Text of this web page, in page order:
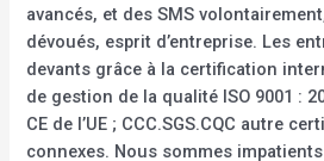
avancés, et des SMS
dévoués, esprit d’entreprise. Les
devants grâce à la certification
de gestion de la qualité ISO 9001 :
CE de l’UE ; CCC.SGS.CQC autre
connexes. Nous sommes